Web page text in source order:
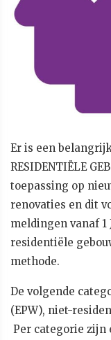
Er is een
RESIDENTIËLE
toepassing op
renovaties en dit
meldingen vanaf 1
residentiële
methode.
De volgende
(EPW), niet-
Per categorie zijn